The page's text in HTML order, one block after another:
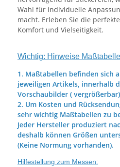
Wahl für individuelle
macht. Erleben Sie die
Komfort und Vielseitigkeit.
Wichtig: Hinweise Maßtabelle
1. Maßtabellen befinden sich
jeweiligen Artikels, innerhalb
Vorschaubilder (
2. Um Kosten und
sehr wichtig Maßtabellen zu
Jeder Hersteller produziert
deshalb können Größen
(Keine Normung vorhanden).
Hilfestellung zum Messen: